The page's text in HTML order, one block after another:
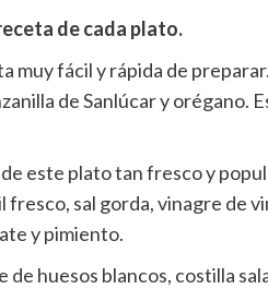
de cada plato.
muy fácil y rápida de
de Sanlúcar y orégano.
este plato tan fresco y
sal gorda, vinagre de
y pimiento.
de huesos blancos, costilla